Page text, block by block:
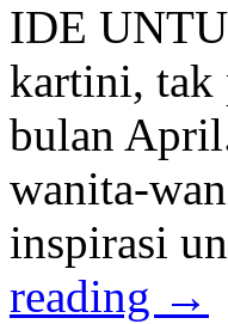
IDE
kartini, tak
bulan
wanita-
inspirasi
reading →